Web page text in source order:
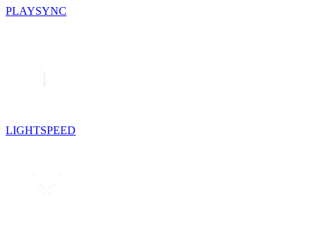
PLAYSYNC
LIGHTSPEED